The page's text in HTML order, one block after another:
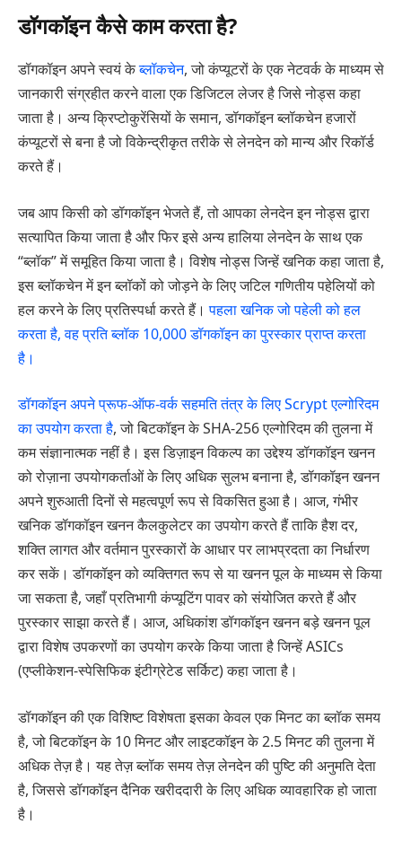
डॉगकॉइन कैसे काम करता है?
डॉगकॉइन अपने स्वयं केब्लॉकचेन, जो कंप्यूटरों के एक नेटवर्क के माध्यम से
जानकारी संग्रहीत करने वाला एक डिजिटल लेजर है जिसे नोड्स कहा
जाता है। अन्य क्रिप्टोकुरेंसियों के समान, डॉगकॉइन ब्लॉकचेन हजारों
कंप्यूटरों से बना है जो विकेन्द्रीकृत तरीके से लेनदेन को मान्य और रिकॉर्ड
करते हैं।
जब आप किसी को डॉगकॉइन भेजते हैं, तो आपका लेनदेन इन नोड्स द्वारा
सत्यापित किया जाता है और फिर इसे अन्य हालिया लेनदेन के साथ एक
“ब्लॉक” में समूहित किया जाता है। विशेष नोड्स जिन्हें खनिक कहा जाता है,
इस ब्लॉकचेन में इन ब्लॉकों को जोड़ने के लिए जटिल गणितीय पहेलियों को
हल करने के लिए प्रतिस्पर्धा करते हैं।पहला खनिक जो पहेली को हल
करता है, वह प्रति ब्लॉक 10,000 डॉगकॉइन का पुरस्कार प्राप्त करता
है।
डॉगकॉइन अपने प्रूफ-ऑफ-वर्क सहमति तंत्र के लिए Scrypt एल्गोरिदम
का उपयोग करता है, जो बिटकॉइन के SHA-256 एल्गोरिदम की तुलना में
कम संज्ञानात्मक नहीं है। इस डिज़ाइन विकल्प का उद्देश्य डॉगकॉइन खनन
को रोज़ाना उपयोगकर्ताओं के लिए अधिक सुलभ बनाना है, डॉगकॉइन खनन
अपने शुरुआती दिनों से महत्वपूर्ण रूप से विकसित हुआ है। आज, गंभीर
खनिक डॉगकॉइन खनन कैलकुलेटर का उपयोग करते हैं ताकि हैश दर,
शक्ति लागत और वर्तमान पुरस्कारों के आधार पर लाभप्रदता का निर्धारण
कर सकें। डॉगकॉइन को व्यक्तिगत रूप से या खनन पूल के माध्यम से किया
जा सकता है, जहाँ प्रतिभागी कंप्यूटिंग पावर को संयोजित करते हैं और
पुरस्कार साझा करते हैं। आज, अधिकांश डॉगकॉइन खनन बड़े खनन पूल
द्वारा विशेष उपकरणों का उपयोग करके किया जाता है जिन्हें ASICs
(एप्लीकेशन-स्पेसिफिक इंटीग्रेटेड सर्किट) कहा जाता है।
डॉगकॉइन की एक विशिष्ट विशेषता इसका केवल एक मिनट का ब्लॉक समय
है, जो बिटकॉइन के 10 मिनट और लाइटकॉइन के 2.5 मिनट की तुलना में
अधिक तेज़ है। यह तेज़ ब्लॉक समय तेज़ लेनदेन की पुष्टि की अनुमति देता
है, जिससे डॉगकॉइन दैनिक खरीददारी के लिए अधिक व्यावहारिक हो जाता
है।